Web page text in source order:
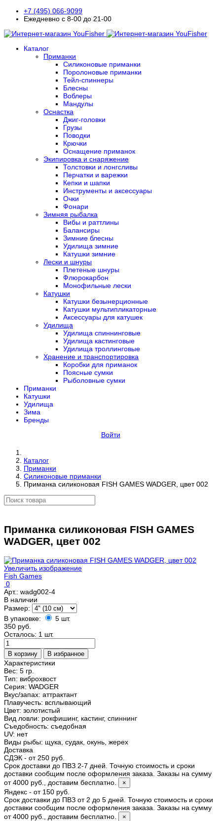
+7 (495) 066-9099
Ежедневно с 8-00 до 21-00
Каталог
Приманки
Силиконовые приманки
Поролоновые приманки
Тейл-спиннеры
Блесны
Воблеры
Мандулы
Оснастка
Джиг-головки
Грузы
Поводки
Крючки
Оснащение приманок
Экипировка и снаряжение
Толстовки и лонгсливы
Перчатки и варежки
Кепки и шапки
Инструменты и аксессуары
Очки
Фонари
Зимняя рыбалка
Вибы и раттлины
Балансиры
Зимние блесны
Удилища зимние
Катушки зимние
Лески и шнуры
Плетеные шнуры
Флюрокарбон
Монофильные лески
Катушки
Катушки безынерционные
Катушки мультипликаторные
Аксессуары для катушек
Удилища
Удилища спиннинговые
Удилища кастинговые
Удилища троллинговые
Хранение и транспортировка
Коробки для приманок
Поясные сумки
Рыболовные сумки
Приманки
Катушки
Удилища
Зима
Бренды
Войти
Каталог
Приманки
Силиконовые приманки
Приманка силиконовая FISH GAMES WADGER, цвет 002
Приманка силиконовая FISH GAMES
WADGER, цвет 002
Увеличить изображение
Fish Games
0
Арт.: wadg002-4
В наличии
Размер:
В упаковке:
5 шт.
350 руб.
Осталось: 1 шт.
Характеристики
Вес: 5 гр.
Тип: виброхвост
Серия: WADGER
Вкус/запах: аттрактант
Плавучесть: всплывающий
Цвет: золотистый
Вид ловли: рокфишинг, кастинг, спиннинг
Съедобность: съедобная
UV: нет
Виды рыбы: щука, судак, окунь, жерех
Доставка
СДЭК - от 250 руб.
Срок доставки до ПВЗ 2-7 дней. Точную стоимость и сроки
доставки сообщим после оформления заказа. Заказы на сумму
от 4000 руб., доставим бесплатно.
×
Яндекс - от 150 руб.
Срок доставки до ПВЗ от 2 до 5 дней. Точную стоимость и сроки
доставки сообщим после оформления заказа. Заказы на сумму
от 4000 руб., доставим бесплатно.
×